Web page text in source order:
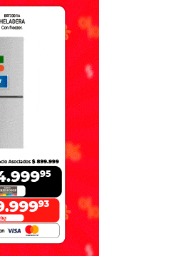
las pericias, los equipos de
la asistencia de las víctimas y en
la zona del siniestro.